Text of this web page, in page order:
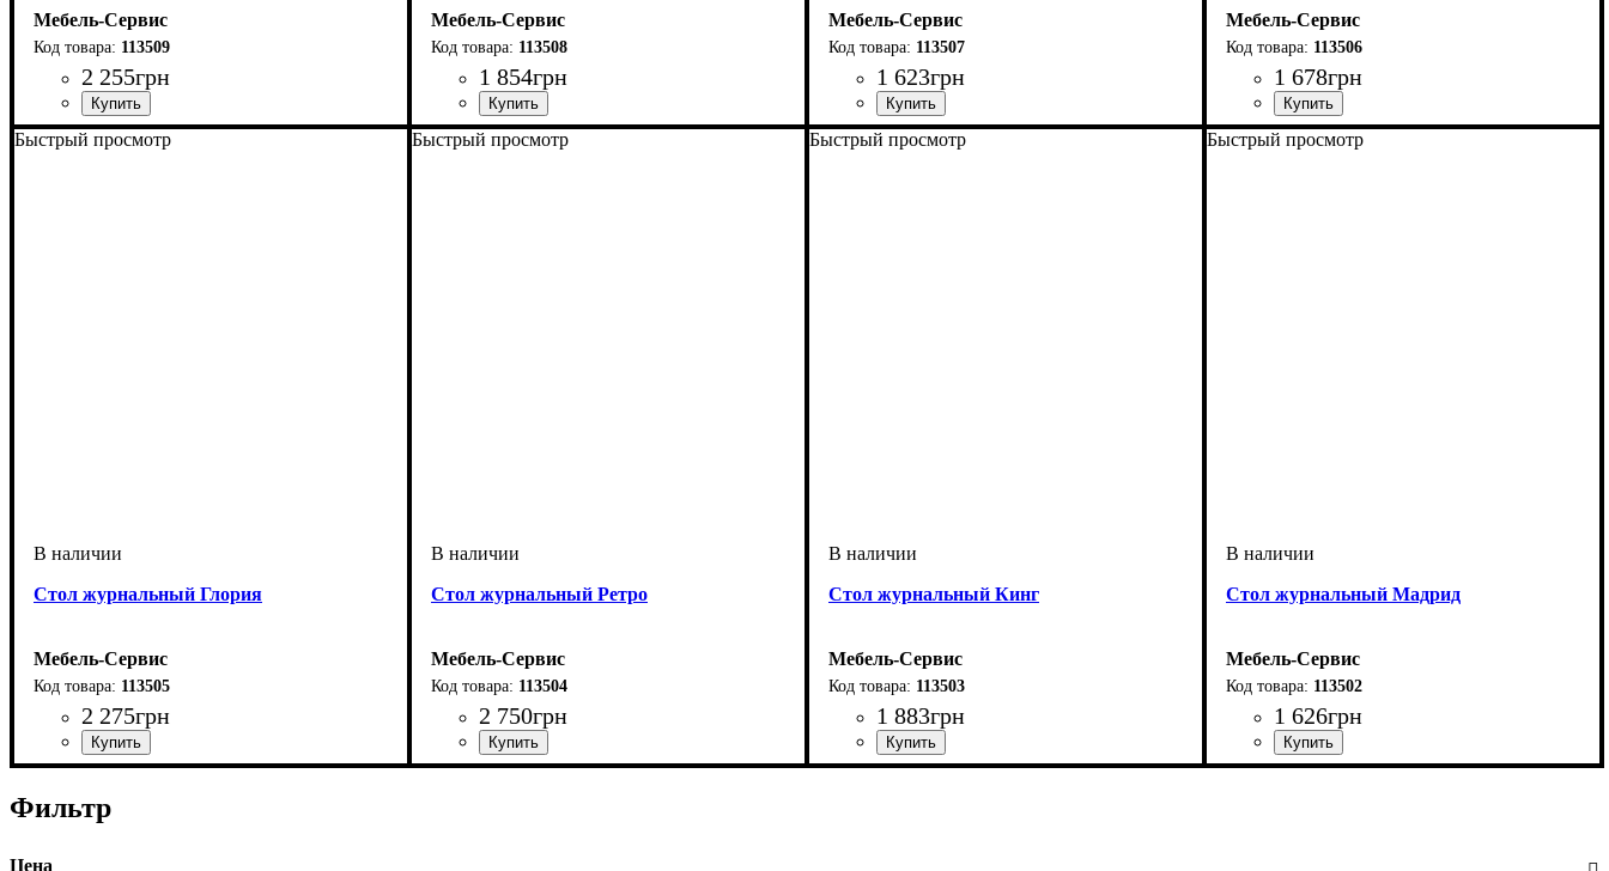
Мебель-Сервис
113509
2 255грн
Мебель-Сервис
113508
1 854грн
Мебель-Сервис
113507
1 623грн
Мебель-Сервис
113506
1 678грн
Быстрый просмотр
Стол журнальный Глория
Мебель-Сервис
113505
2 275грн
Быстрый просмотр
Стол журнальный Ретро
Мебель-Сервис
113504
2 750грн
Быстрый просмотр
Стол журнальный Кинг
Мебель-Сервис
113503
1 883грн
Быстрый просмотр
Стол журнальный Мадрид
Мебель-Сервис
113502
1 626грн
Фильтр
Цена